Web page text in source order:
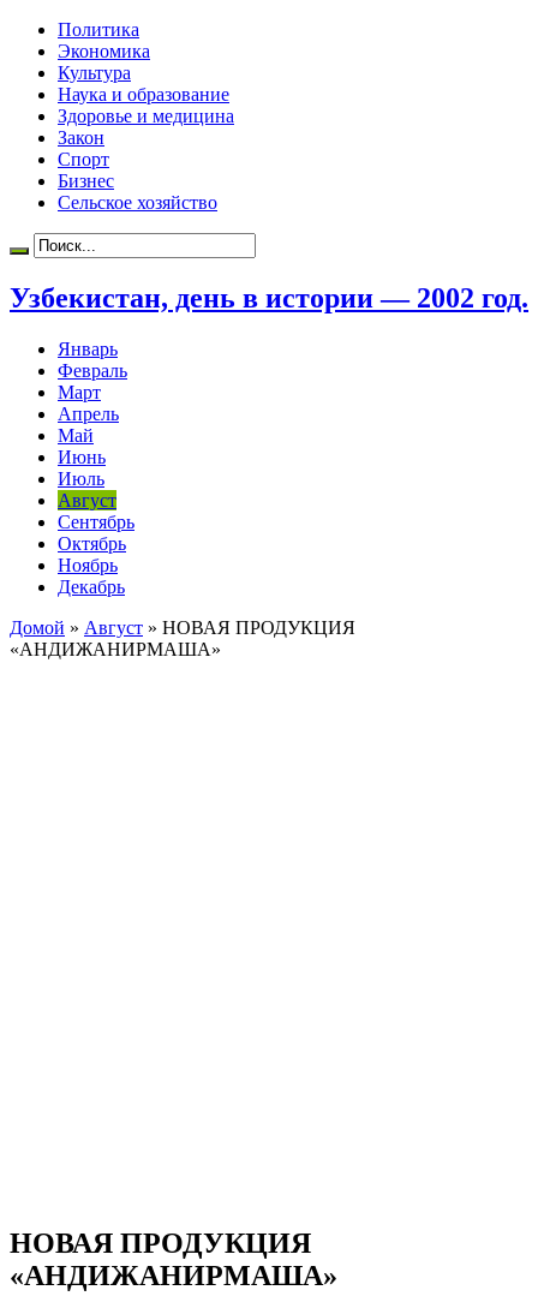
Политика
Экономика
Культура
Наука и образование
Здоровье и медицина
Закон
Спорт
Бизнес
Сельское хозяйство
Узбекистан, день в истории — 2002 год.
Январь
Февраль
Март
Апрель
Май
Июнь
Июль
Август
Сентябрь
Октябрь
Ноябрь
Декабрь
Домой » Август » НОВАЯ ПРОДУКЦИЯ
«АНДИЖАНИРМАША»
НОВАЯ ПРОДУКЦИЯ
«АНДИЖАНИРМАША»